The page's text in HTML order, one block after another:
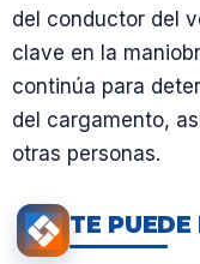
del conductor del
clave en la
continúa para
del cargamento,
otras personas.
TE PUEDE